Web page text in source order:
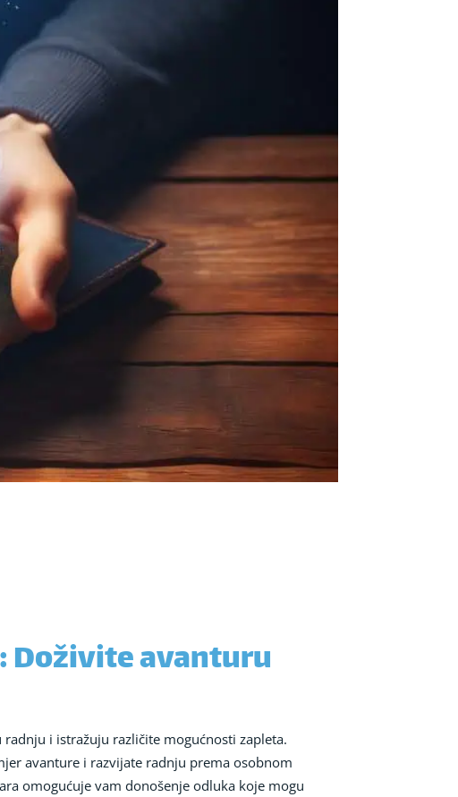
Doživite avanturu
i istražuju različite mogućnosti zapleta.
avanture i razvijate radnju prema osobnom
omogućuje vam donošenje odluka koje mogu